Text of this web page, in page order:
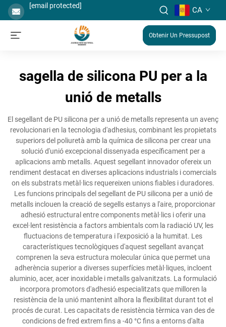
[email protected] CA
Obtenir Un Pressupost
sagella de silicona PU per a la
unió de metalls
El segellant de PU silicona per a unió de metalls representa un avenç
revolucionari en la tecnologia d'adhesius, combinant les propietats
superiors del poliuretà amb la química de silicona per crear una
solució d'unió excepcional dissenyada específicament per a
aplicacions amb metalls. Aquest segellant innovador ofereix un
rendiment destacat en diverses aplicacions industrials i comercials
on els substrats metàl·lics requereixen unions fiables i duradores.
Les funcions principals del segellant de PU silicona per a unió de
metalls inclouen la creació de segells estanys a l'aire, proporcionar
adhesió estructural entre components metàl·lics i oferir una
excel·lent resistència a factors ambientals com la radiació UV, les
fluctuacions de temperatura i l'exposició a la humitat. Les
característiques tecnològiques d'aquest segellant avançat
comprenen la seva estructura molecular única que permet una
adherència superior a diverses superfícies metàl·liques, incloent
aluminio, acer, acer inoxidable i metalls galvanitzats. La formulació
incorpora promotors d'adhesió especialitzats que milloren la
resistència de la unió mantenint alhora la flexibilitat durant tot el
procés de curat. Les capacitats de resistència tèrmica van des de
condicions de fred extrem fins a -40 °C fins a entorns d'alta